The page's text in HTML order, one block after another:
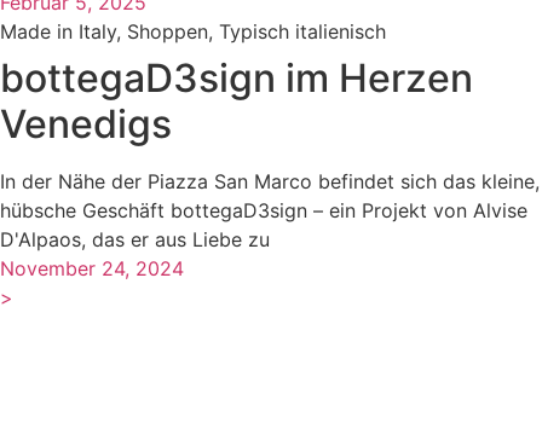
Made in Italy, Shoppen, Typisch italienisch
bottegaD3sign im Herzen
Venedigs
In der Nähe der Piazza San Marco befindet sich das kleine,
hübsche Geschäft bottegaD3sign – ein Projekt von Alvise
D'Alpaos, das er aus Liebe zu
November 24, 2024
>